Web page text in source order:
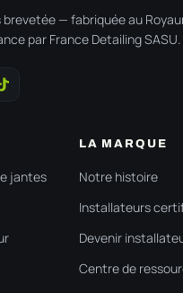
— fabriquée au
par France Detailing SASU.
jantes
LA MARQUE
Notre histoire
Installateurs
Devenir
Centre de